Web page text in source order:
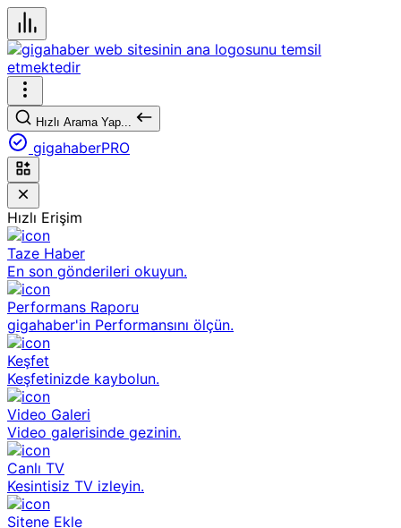
Hızlı Arama Yap...
gigahaberPRO
Hızlı Erişim
Taze Haber
En son gönderileri okuyun.
Performans Raporu
gigahaber'in Performansını ölçün.
Keşfet
Keşfetinizde kaybolun.
Video Galeri
Video galerisinde gezinin.
Canlı TV
Kesintisiz TV izleyin.
Sitene Ekle